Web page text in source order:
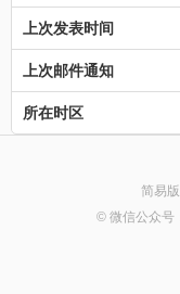
上次发表时间
上次邮件通知
所在时区
简易版
© 微信公众号